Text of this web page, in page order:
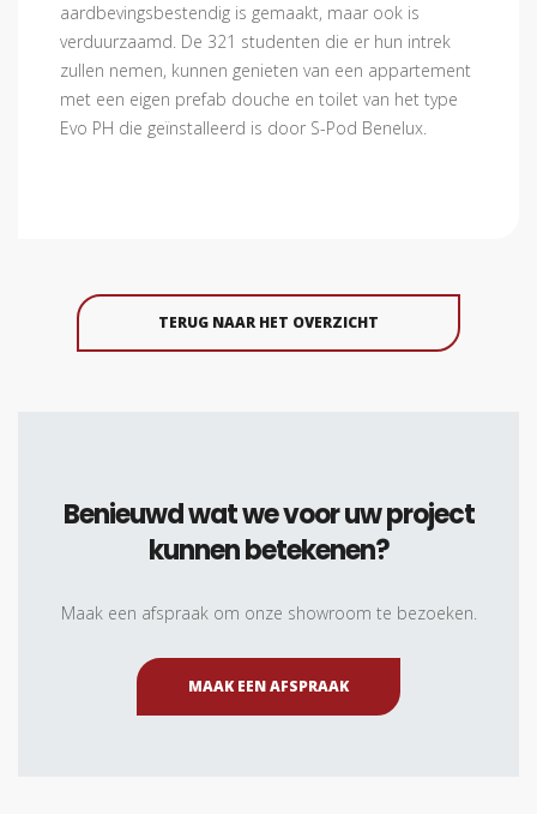
aardbevingsbestendig is gemaakt, maar ook is
verduurzaamd. De 321 studenten die er hun intrek
zullen nemen, kunnen genieten van een appartement
met een eigen prefab douche en toilet van het type
Evo PH die geïnstalleerd is door S-Pod Benelux.
TERUG NAAR HET OVERZICHT
Benieuwd wat we voor uw project
kunnen betekenen?
Maak een afspraak om onze showroom te bezoeken.
MAAK EEN AFSPRAAK